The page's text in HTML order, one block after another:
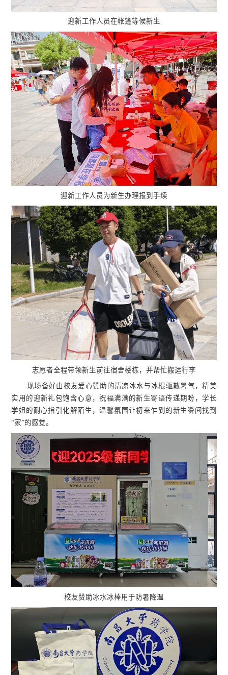
迎新工作人员在帐篷等候新生
迎新工作人员为新生办理报到手续
志愿者全程带领新生前往宿舍楼栋，并帮忙搬运行李
现场备好由校友爱心赞助的清凉冰水与冰棍驱散暑气，精美
实用的迎新礼包饱含心意，祝福满满的新生寄语传递期盼，学长
学姐的耐心指引化解陌生，温馨氛围让初来乍到的新生瞬间找到
“家”的感觉。
校友赞助冰水冰棒用于防暑降温